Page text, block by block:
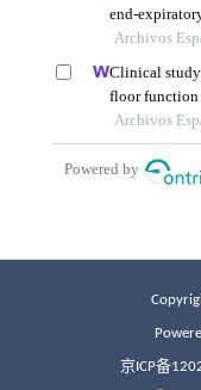
京ICP备